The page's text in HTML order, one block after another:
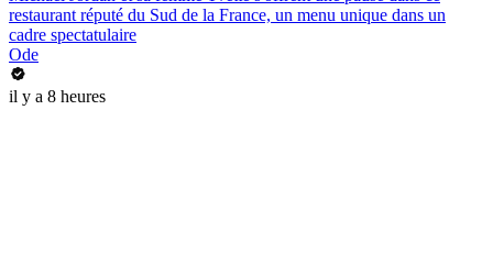
restaurant réputé du Sud de la France, un menu unique dans un
cadre spectatulaire
Ode
il y a 8 heures